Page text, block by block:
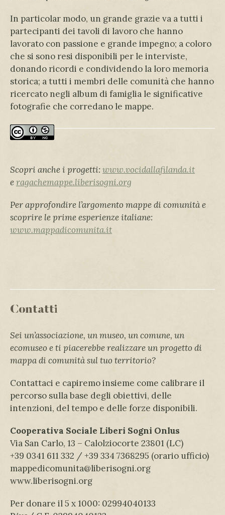
In particolar modo, un grande grazie va a tutti i
partecipanti dei tavoli di lavoro che hanno
lavorato con passione e grande impegno; a coloro
che si sono resi disponibili per le interviste,
donando ricordi e condividendo la loro memoria
storica; a tutti i membri delle comunità che hanno
ricercato negli album di famiglia le significative
fotografie che corredano le mappe.
Scopri anche i progetti: www.vocidallafilanda.it
eragachemappe.liberisogni.org
Per approfondire l’argomento mappe di comunità e
scoprire le prime esperienze italiane:
www.mappadicomunita.it
Contatti
Sei un’associazione, un museo, un comune, un
ecomuseo e ti piacerebbe realizzare un progetto di
mappa di comunità sul tuo territorio?
Contattaci e capiremo insieme come calibrare il
percorso sulla base degli obiettivi, delle
intenzioni, del tempo e delle forze disponibili.
Cooperativa Sociale Liberi Sogni Onlus
Via San Carlo, 13 – Calolziocorte 23801 (LC)
+39 0341 611 332 / +39 334 7368295 (orario ufficio)
mappedicomunita@liberisogni.org
www.liberisogni.org
Per donare il 5 x 1000: 02994040133